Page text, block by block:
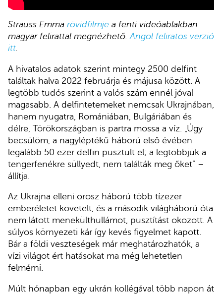
Strauss Emma rövidfilmje a fenti videóablakban
magyar felirattal megnézhető.Angol feliratos verzió
itt.
A hivatalos adatok szerint mintegy 2500 delfint
találtak halva 2022 februárja és májusa között. A
legtöbb tudós szerint a valós szám ennél jóval
magasabb. A delfintetemeket nemcsak Ukrajnában,
hanem nyugatra, Romániában, Bulgáriában és
délre, Törökországban is partra mossa a víz. „Úgy
becsülöm, a nagyléptékű háború első évében
legalább 50 ezer delfin pusztult el; a legtöbbjük a
tengerfenékre süllyedt, nem találták meg őket” –
állítja.
Az Ukrajna elleni orosz háború több tízezer
emberéletet követelt, és a második világháború óta
nem látott menekülthullámot, pusztítást okozott. A
súlyos környezeti kár így kevés figyelmet kapott.
Bár a földi veszteségek már meghatározhatók, a
vízi világot ért hatásokat ma még lehetetlen
felmérni.
Múlt hónapban egy ukrán kollégával több napon át